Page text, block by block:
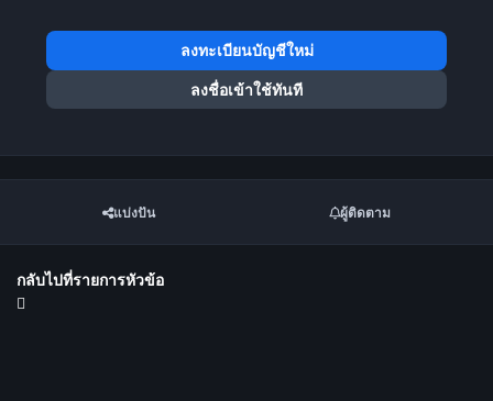
ลงทะเบียนบัญชีใหม่
ลงชื่อเข้าใช้ทันที
แบ่งปัน ผู้ติดตาม
กลับไปที่รายการหัวข้อ